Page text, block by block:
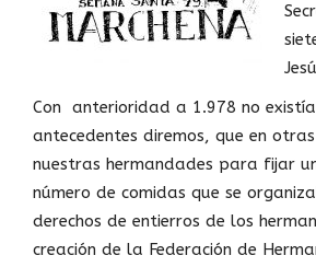
Con anterioridad a 1.978 no
antecedentes diremos, que en
nuestras hermandades para fijar
número de comidas que se
derechos de entierros de los
creación de la Federación de